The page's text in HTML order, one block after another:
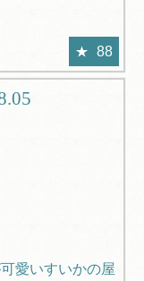
88
愛いすいかの屋